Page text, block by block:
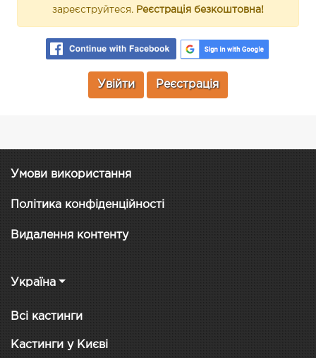
зареєструйтеся. Реєстрація безкоштовна!
Увійти Реєстрація
Умови використання
Політика конфіденційності
Видалення контенту
Україна
Всі кастинги
Кастинги у Києві